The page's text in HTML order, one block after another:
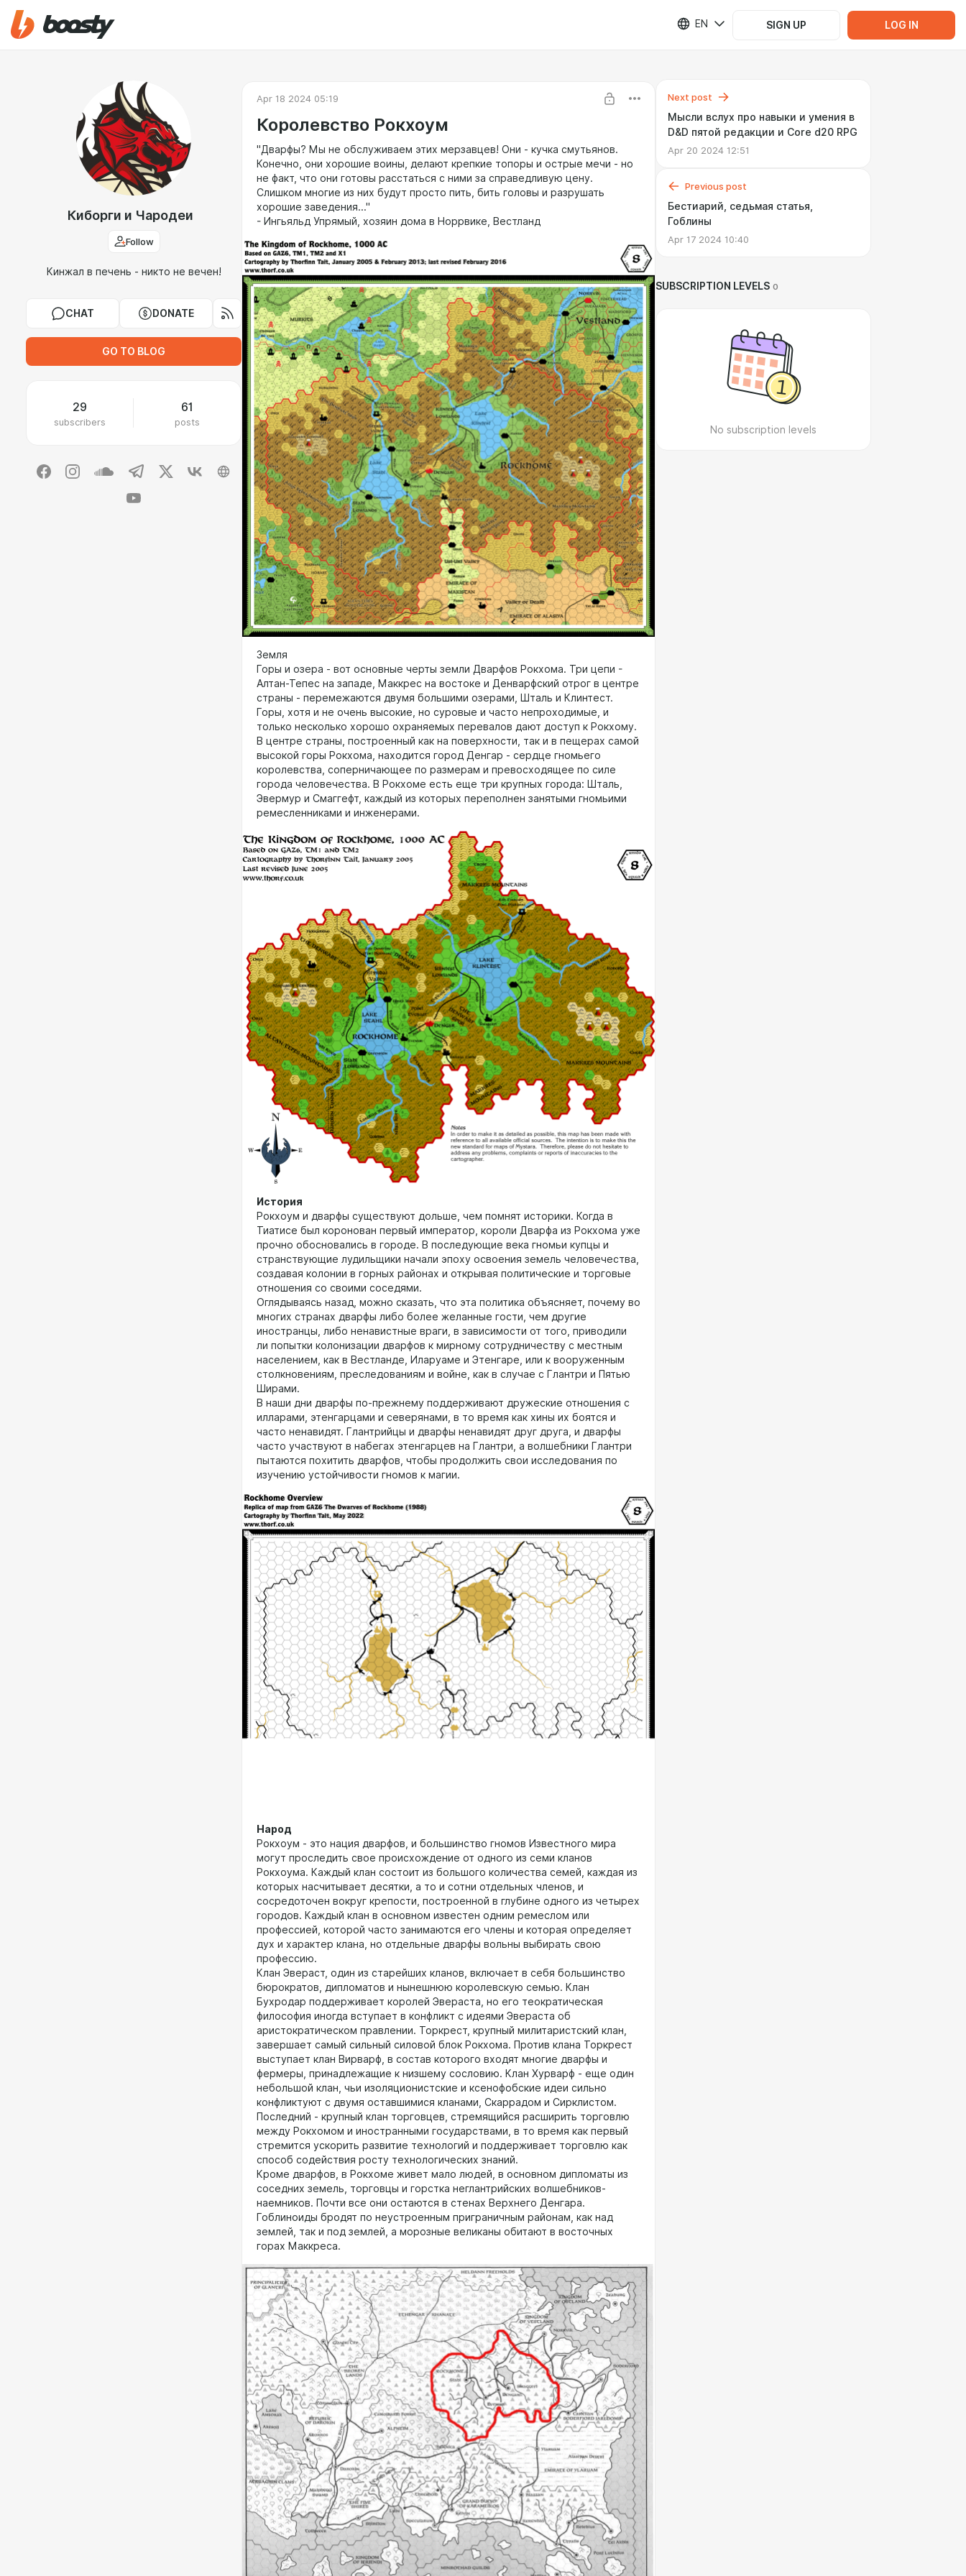
EN SIGN UP LOG IN
Киборги и Чародеи
Follow
Кинжал в печень - никто не вечен!
CHAT DONATE
GO TO BLOG
29
subscribers
61
posts
Apr 18 2024 05:19
Королевство Рокхоум
"Дварфы? Мы не обслуживаем этих мерзавцев! Они - кучка смутьянов.
Конечно, они хорошие воины, делают крепкие топоры и острые мечи - но
не факт, что они готовы расстаться с ними за справедливую цену.
Слишком многие из них будут просто пить, бить головы и разрушать
хорошие заведения..."
- Ингьяльд Упрямый, хозяин дома в Норрвике, Вестланд
Земля
Горы и озера - вот основные черты земли Дварфов Рокхома. Три цепи -
Алтан-Тепес на западе, Маккрес на востоке и Денварфский отрог в центре
страны - перемежаются двумя большими озерами, Шталь и Клинтест.
Горы, хотя и не очень высокие, но суровые и часто непроходимые, и
только несколько хорошо охраняемых перевалов дают доступ к Рокхому.
В центре страны, построенный как на поверхности, так и в пещерах самой
высокой горы Рокхома, находится город Денгар - сердце гномьего
королевства, соперничающее по размерам и превосходящее по силе
города человечества. В Рокхоме есть еще три крупных города: Шталь,
Эвермур и Смаггефт, каждый из которых переполнен занятыми гномьими
ремесленниками и инженерами.
История
Рокхоум и дварфы существуют дольше, чем помнят историки. Когда в
Тиатисе был коронован первый император, короли Дварфа из Рокхома уже
прочно обосновались в городе. В последующие века гномьи купцы и
странствующие лудильщики начали эпоху освоения земель человечества,
создавая колонии в горных районах и открывая политические и торговые
отношения со своими соседями.
Оглядываясь назад, можно сказать, что эта политика объясняет, почему во
многих странах дварфы либо более желанные гости, чем другие
иностранцы, либо ненавистные враги, в зависимости от того, приводили
ли попытки колонизации дварфов к мирному сотрудничеству с местным
населением, как в Вестланде, Иларуаме и Этенгаре, или к вооруженным
столкновениям, преследованиям и войне, как в случае с Глантри и Пятью
Ширами.
В наши дни дварфы по-прежнему поддерживают дружеские отношения с
илларами, этенгарцами и северянами, в то время как хины их боятся и
часто ненавидят. Глантрийцы и дварфы ненавидят друг друга, и дварфы
часто участвуют в набегах этенгарцев на Глантри, а волшебники Глантри
пытаются похитить дварфов, чтобы продолжить свои исследования по
изучению устойчивости гномов к магии.
Народ
Рокхоум - это нация дварфов, и большинство гномов Известного мира
могут проследить свое происхождение от одного из семи кланов
Рокхоума. Каждый клан состоит из большого количества семей, каждая из
которых насчитывает десятки, а то и сотни отдельных членов, и
сосредоточен вокруг крепости, построенной в глубине одного из четырех
городов. Каждый клан в основном известен одним ремеслом или
профессией, которой часто занимаются его члены и которая определяет
дух и характер клана, но отдельные дварфы вольны выбирать свою
профессию.
Клан Эвераст, один из старейших кланов, включает в себя большинство
бюрократов, дипломатов и нынешнюю королевскую семью. Клан
Бухродар поддерживает королей Эвераста, но его теократическая
философия иногда вступает в конфликт с идеями Эвераста об
аристократическом правлении. Торкрест, крупный милитаристский клан,
завершает самый сильный силовой блок Рокхома. Против клана Торкрест
выступает клан Вирварф, в состав которого входят многие дварфы и
фермеры, принадлежащие к низшему сословию. Клан Хурварф - еще один
небольшой клан, чьи изоляционистские и ксенофобские идеи сильно
конфликтуют с двумя оставшимися кланами, Скаррадом и Сирклистом.
Последний - крупный клан торговцев, стремящийся расширить торговлю
между Рокхомом и иностранными государствами, в то время как первый
стремится ускорить развитие технологий и поддерживает торговлю как
способ содействия росту технологических знаний.
Кроме дварфов, в Рокхоме живет мало людей, в основном дипломаты из
соседних земель, торговцы и горстка неглантрийских волшебников-
наемников. Почти все они остаются в стенах Верхнего Денгара.
Гоблиноиды бродят по неустроенным приграничным районам, как над
землей, так и под землей, а морозные великаны обитают в восточных
горах Маккреса.
Next post
Мысли вслух про навыки и умения в
D&D пятой редакции и Core d20 RPG
Apr 20 2024 12:51
Previous post
Бестиарий, седьмая статья,
Гоблины
Apr 17 2024 10:40
SUBSCRIPTION LEVELS 0
No subscription levels